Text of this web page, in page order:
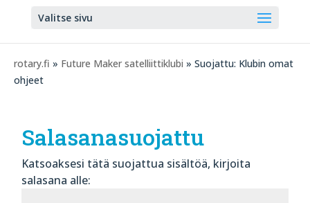
Valitse sivu
rotary.fi » Future Maker satelliittiklubi » Suojattu: Klubin omat
ohjeet
Salasanasuojattu
Katsoaksesi tätä suojattua sisältöä, kirjoita
salasana alle: